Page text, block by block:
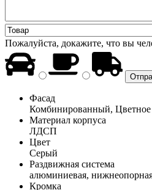
Пожалуйста, докажите, что вы
Фасад
Комбинированный, Цветное
Материал корпуса
ЛДСП
Цвет
Серый
Раздвижная система
алюминиевая,
Кромка